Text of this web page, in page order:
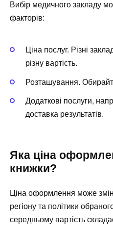
Вибір медичного закладу
факторів:
Ціна послуг. Різні
різну вартість.
Розташування.
Додаткові послуги,
доставка результатів.
Яка ціна
книжки?
Ціна оформлення може
регіону та політики
середньому вартість